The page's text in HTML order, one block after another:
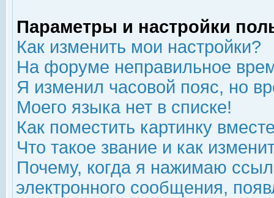
Параметры и настройки
Как изменить мои настройки?
На форуме неправильное
Я изменил часовой пояс, но
Моего языка нет в списке!
Как поместить картинку
Что такое звание и как
Почему, когда я нажимаю
электронного сообщения,